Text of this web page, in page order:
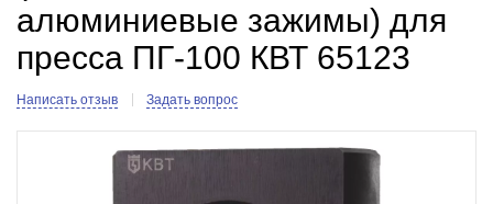
алюминиевые зажимы) для
пресса ПГ-100 КВТ 65123
Написать отзыв Задать вопрос